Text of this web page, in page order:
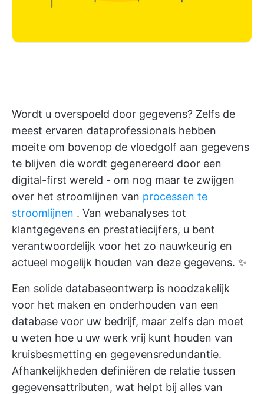
Wordt u overspoeld door gegevens? Zelfs de
meest ervaren dataprofessionals hebben
moeite om bovenop de vloedgolf aan gegevens
te blijven die wordt gegenereerd door een
digital-first wereld - om nog maar te zwijgen
over het stroomlijnen van processen te
stroomlijnen . Van webanalyses tot
klantgegevens en prestatiecijfers, u bent
verantwoordelijk voor het zo nauwkeurig en
actueel mogelijk houden van deze gegevens. ✨
Een solide databaseontwerp is noodzakelijk
voor het maken en onderhouden van een
database voor uw bedrijf, maar zelfs dan moet
u weten hoe u uw werk vrij kunt houden van
kruisbesmetting en gegevensredundantie.
Afhankelijkheden definiëren de relatie tussen
gegevensattributen, wat helpt bij alles van